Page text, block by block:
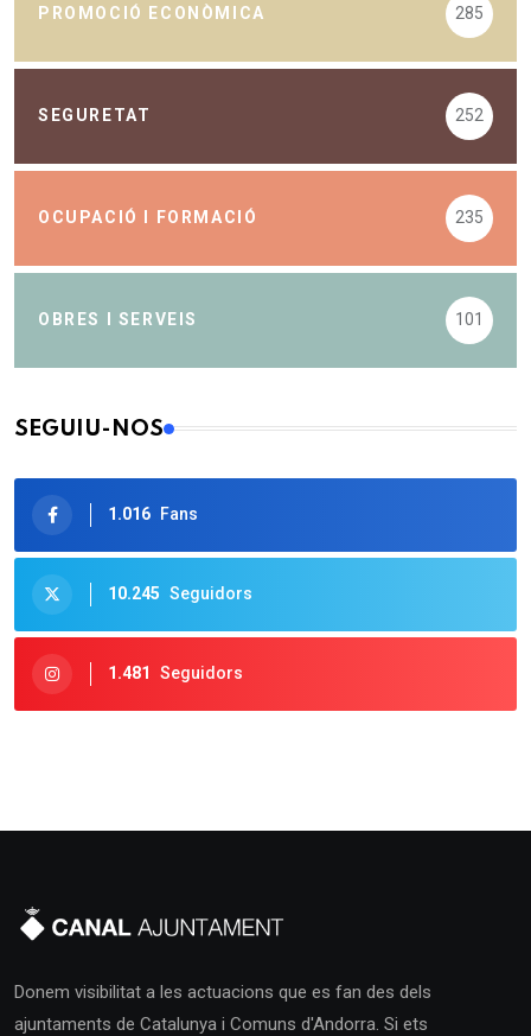
PROMOCIÓ ECONÒMICA 285
SEGURETAT 252
OCUPACIÓ I FORMACIÓ 235
OBRES I SERVEIS 101
SEGUIU-NOS
1.016 Fans
10.245 Seguidors
1.481 Seguidors
Donem visibilitat a les actuacions que es fan des dels
ajuntaments de Catalunya i Comuns d'Andorra. Si ets